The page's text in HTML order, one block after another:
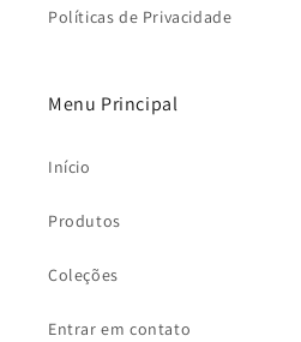
Políticas de Privacidade
Menu Principal
Início
Produtos
Coleções
Entrar em contato